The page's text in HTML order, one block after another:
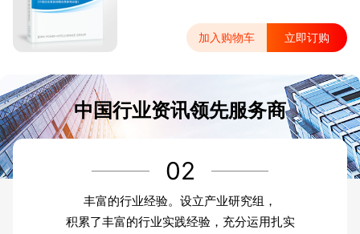
加入购物车 立即订购
中国行业资讯领先服务商
02
丰富的行业经验。设立产业研究组，
积累了丰富的行业实践经验，充分运用扎实